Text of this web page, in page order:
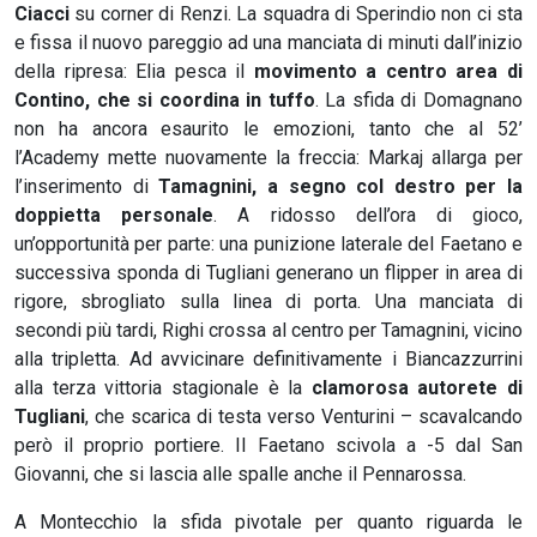
Ciacci su corner di Renzi. La squadra di Sperindio non ci sta
e fissa il nuovo pareggio ad una manciata di minuti dall’inizio
della ripresa: Elia pesca il movimento a centro area di
Contino, che si coordina in tuffo. La sfida di Domagnano
non ha ancora esaurito le emozioni, tanto che al 52’
l’Academy mette nuovamente la freccia: Markaj allarga per
l’inserimento diTamagnini, a segno col destro per la
doppietta personale. A ridosso dell’ora di gioco,
un’opportunità per parte: una punizione laterale del Faetano e
successiva sponda di Tugliani generano un flipper in area di
rigore, sbrogliato sulla linea di porta. Una manciata di
secondi più tardi, Righi crossa al centro per Tamagnini, vicino
alla tripletta. Ad avvicinare definitivamente i Biancazzurrini
alla terza vittoria stagionale è la clamorosa autorete di
Tugliani, che scarica di testa verso Venturini – scavalcando
però il proprio portiere. Il Faetano scivola a -5 dal San
Giovanni, che si lascia alle spalle anche il Pennarossa.
A Montecchio la sfida pivotale per quanto riguarda le